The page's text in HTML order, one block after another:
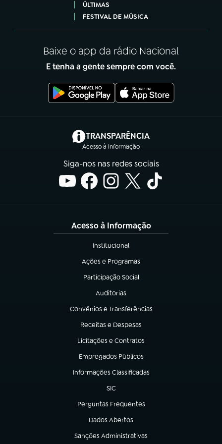
ÚLTIMAS
FESTIVAL DE MÚSICA
Baixe o app da rádio Nacional
E tenha a gente sempre com você.
TRANSPARÊNCIA
Acesso à Informação
(abre em nova aba)
Siga-nos nas redes sociais
Acesso à Informação
Institucional
(abre em nova aba)
Ações e Programas
(abre em nova aba)
Participação Social
(abre em nova aba)
Auditorias
(abre em nova aba)
Convênios e Transferências
(abre em nova aba)
Receitas e Despesas
(abre em nova aba)
Licitações e Contratos
(abre em nova aba)
Empregados Públicos
(abre em nova aba)
Informações Classificadas
(abre em nova aba)
SIC
(abre em nova aba)
Perguntas Frequentes
(abre em nova aba)
Dados Abertos
(abre em nova aba)
Sanções Administrativas
(abre em nova aba)